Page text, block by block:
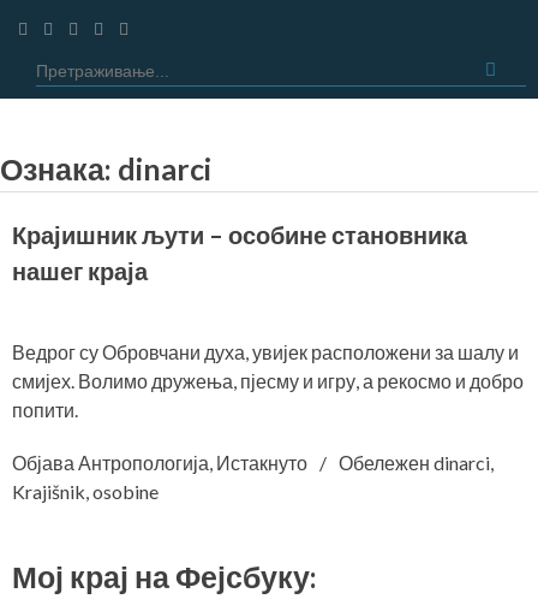
Ознака: dinarci
Крајишник љути – особине становника
нашег краја
Ведрог су Обровчани духа, увијек расположени за шалу и
смијех. Волимо дружења, пјесму и игру, а рекосмо и добро
попити.
Објава Антропологија, Истакнуто Обележен dinarci,
Krajišnik,osobine
Мој крај на Фејсбуку: